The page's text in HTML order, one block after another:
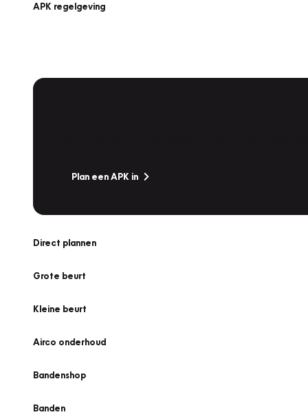
APK regelgeving
Plan een APK in
Direct plannen
Grote beurt
Kleine beurt
Airco onderhoud
Bandenshop
Banden